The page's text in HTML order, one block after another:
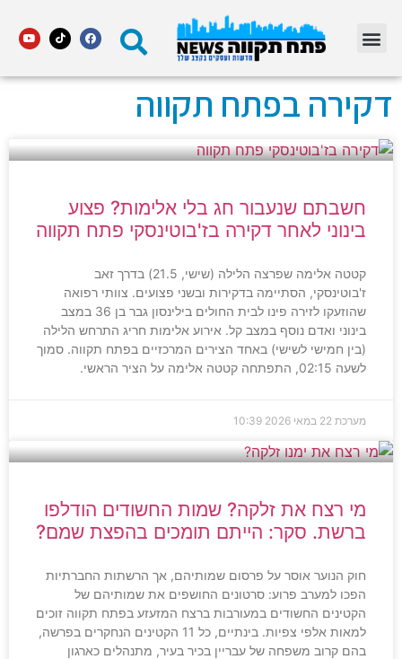
דקירה בפתח תקווה
חשבתם שנעבור חג בלי אלימות? פצוע
בינוני לאחר דקירה בז'בוטינסקי פתח תקווה
קטטה אלימה שפרצה הלילה (שישי, 21.5) בדרך זאב
ז'בוטינסקי, הסתיימה בדקירות ובשני פצועים. צוותי רפואה
שהוזעקו לזירה פינו לבית החולים בילינסון גבר בן 36 במצב
בינוני ואדם נוסף במצב קל. אירוע אלימות חריג התרחש הלילה
(בין חמישי לשישי) באחד הצירים המרכזיים בפתח תקווה. סמוך
לשעה 02:15, התפתחה קטטה אלימה על הציר הראשי.
מערכת 22 במאי 2026 10:39
מי רצח את זלקה? שמות החשודים הודלפו
ברשת. סקר: הייתם תומכים בהפצת שמם?
חוק הנוער אוסר על פרסום שמותיהם, אך הרשתות החברתיות
הפכו למערב פרוע: סרטונים החושפים את שמותיהם של
הקטינים החשודים במעורבות ברצח המזעזע בפתח תקווה זוכים
למאות אלפי צפיות. בינתיים, כל 11 הקטינים הנחקרים בפרשה,
בהם קרוב משפחה של עבריין בכיר בעיר, מתנהלים כארגון